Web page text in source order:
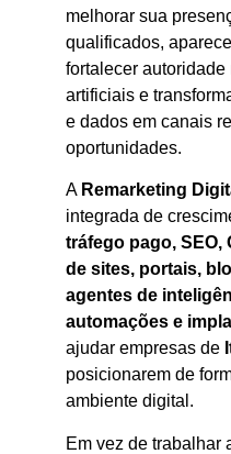
melhorar sua
qualificados,
fortalecer
artificiais e
e dados em canais
oportunidades.
A Remarketing
integrada de
tráfego pago, SEO,
de sites, portais,
agentes de
automações e
ajudar empresas de
posicionarem de
ambiente digital.
Em vez de trabalhar